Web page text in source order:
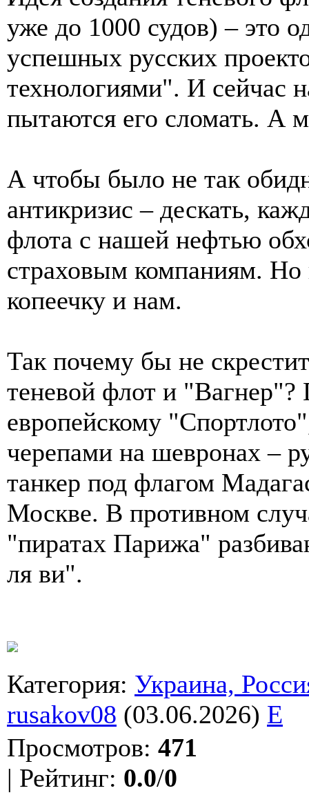
уже до 1000 судов) – это
успешных русских
технологиями". И сейчас
пытаются его сломать. А
А чтобы было не так
антикризис – дескать,
флота с нашей нефтью
страховым компаниям. Но
копеечку и нам.
Так почему бы не
теневой флот и "Вагнер"?
европейскому
черепами на шевронах –
танкер под флагом
Москве. В противном
"пиратах Парижа"
ля ви".
Категория: Украина,
rusakov08 (03.06.2026) E
Просмотров: 471
| Рейтинг: 0.0/0